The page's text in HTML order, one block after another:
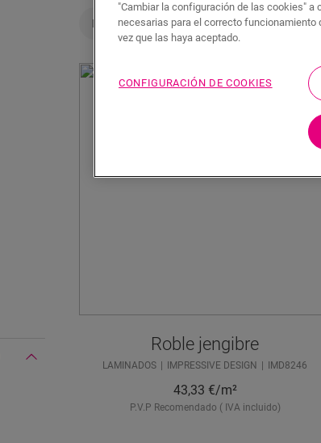
Patrón de espiga
Roble jengibre
LAMINADOS IMPRESSIVE DESIGN IMD8246
43,33 €/m²
P.V.P Recomendado ( IVA incluido)
"Cambiar la configuración de las cookies"
necesarias para el correcto
vez que las haya aceptado.
CONFIGURACIÓN DE COOKIES